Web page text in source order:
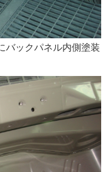
バックパネル内側塗装